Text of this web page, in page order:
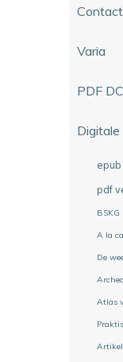
Varia
PDF
Digitale
epub
pdf
BSKG
A la
De
Atlas